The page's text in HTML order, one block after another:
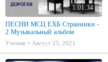
1:01:34
ПЕСНИ МСЦ ЕХБ Странники -
2 Музыкальный альбом
Ученик
Август 25, 2021